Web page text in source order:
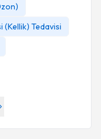
(Kellik) Tedavisi